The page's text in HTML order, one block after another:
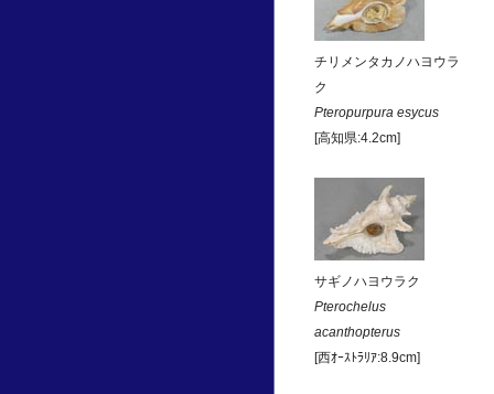
チリメンタカノハヨウラ
ク
Pteropurpura esycus
[高知県:4.2cm]
サギノハヨウラク
Pterochelus
acanthopterus
[西ｵｰｽﾄﾗﾘｱ:8.9cm]